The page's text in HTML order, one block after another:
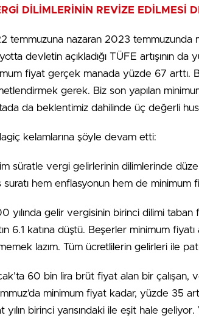
DİLİMLERİNİN REVİZE EDİLMESİ
temmuzuna nazaran 2023 temmuzunda
devletin açıkladığı TÜFE artışının
fiyat gerçek manada yüzde 67 arttı.
gerek. Biz son yapılan
da beklentimiz dahilinde üç değerli
kelamlarına şöyle devam etti:
süratle vergi gelirlerinin dilimlerinde
suratı hem enflasyonun hem de minimum
yılında gelir vergisinin birinci dilimi taban
6.1 katına düştü. Beşerler minimum
lazım. Tüm ücretlilerin gelirleri ile
60 bin lira brüt fiyat alan bir çalışan,
minimum fiyat kadar, yüzde 35
yılın birinci yarısındaki ile eşit hale